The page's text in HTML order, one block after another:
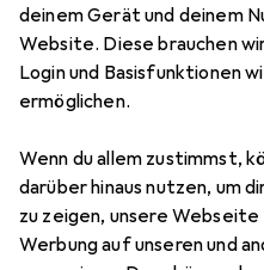
deinem Gerät und deinem
Website. Diese brauchen
Login und Basisfunktionen
ermöglichen.
Wenn du allem zustimmst,
darüber hinaus nutzen, um
zu zeigen, unsere
Werbung auf unseren und
IsysHosenhalter
EUR
21,90
Bewertungen